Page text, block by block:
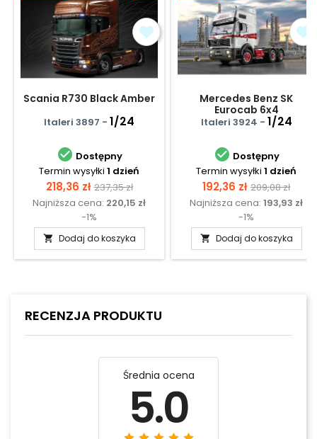
Scania R730 Black Amber
Italeri 3897 - 1/24
 Dostępny
Termin wysyłki 1 dzień
Cena
218,36 zł Cena
podstawowa
237,35 zł
Najniższa cena: 220,15 zł
-1%
 Dodaj do koszyka
Mercedes Benz SK
Eurocab 6x4
Italeri 3924 - 1/24
 Dostępny
Termin wysyłki 1 dzień
Cena
192,36 zł Cena
209,08 zł
Najniższa cena: 193,93 zł
-1%
 Dodaj do koszyka
RECENZJA PRODUKTU
Średnia ocena
5.0